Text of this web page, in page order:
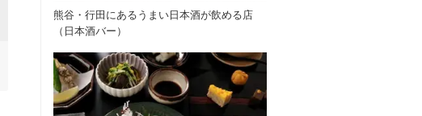
熊谷・行田にあるうまい日本酒が飲める店
（日本酒バー）